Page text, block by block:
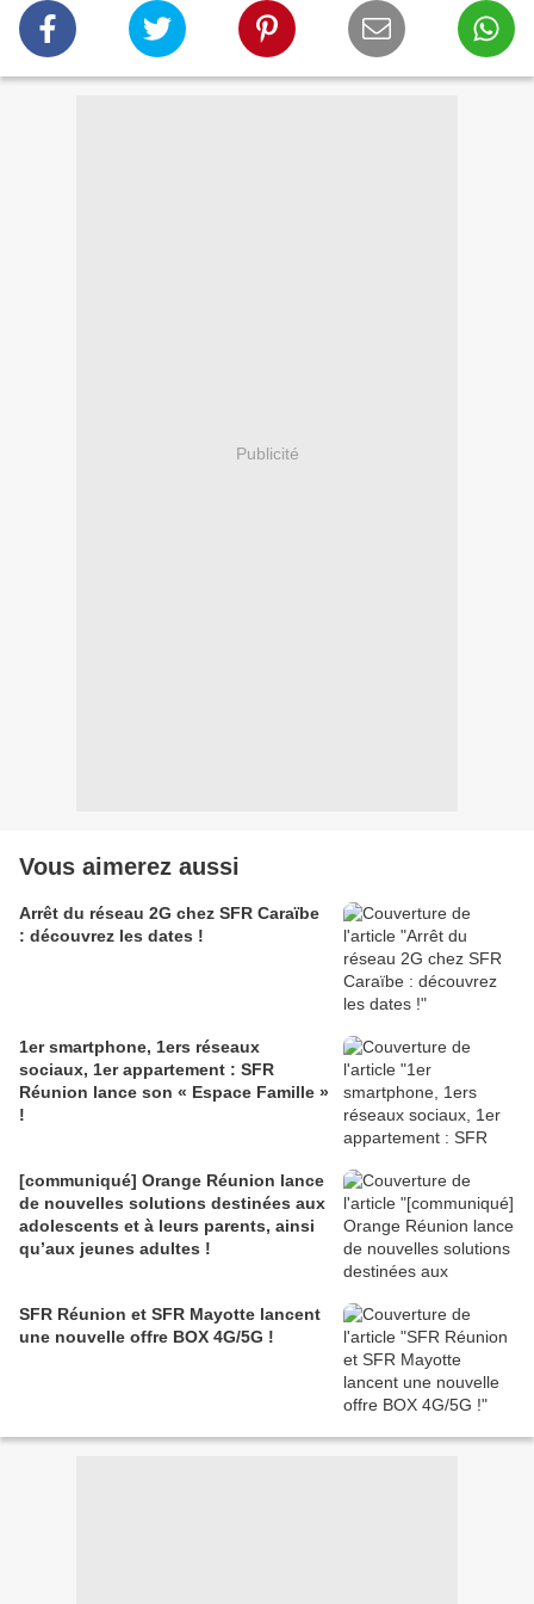
Publicité
Vous aimerez aussi
Arrêt du réseau 2G chez SFR Caraïbe
: découvrez les dates !
1er smartphone, 1ers réseaux
sociaux, 1er appartement : SFR
Réunion lance son « Espace Famille »
!
[communiqué] Orange Réunion lance
de nouvelles solutions destinées aux
adolescents et à leurs parents, ainsi
qu’aux jeunes adultes !
SFR Réunion et SFR Mayotte lancent
une nouvelle offre BOX 4G/5G !